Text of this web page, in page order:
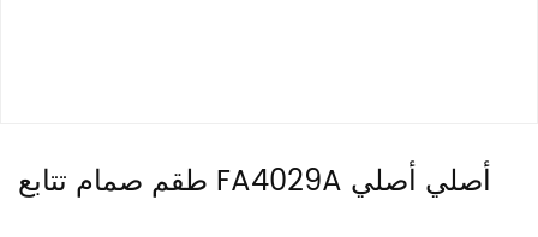
طقم صمام تتابع FA4029A أصلي أصلي